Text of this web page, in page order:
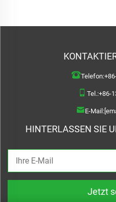
Telefon:
Tel.:+86-
E-Mail:
HINTERLASSEN SIE
Jetzt